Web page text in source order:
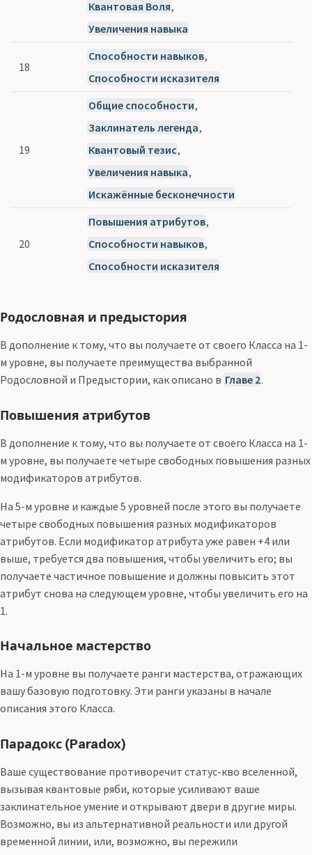
Квантовая Воля,
Увеличения навыка
18
Способности навыков,
Способности исказителя
19
Общие способности,
Заклинатель легенда,
Квантовый тезис,
Увеличения навыка,
Искажённые бесконечности
20
Повышения атрибутов,
Способности навыков,
Способности исказителя
Родословная и предыстория
В дополнение к тому, что вы получаете от своего Класса на 1-
м уровне, вы получаете преимущества выбранной
Родословной и Предыстории, как описано в Главе 2.
Повышения атрибутов
В дополнение к тому, что вы получаете от своего Класса на 1-
м уровне, вы получаете четыре свободных повышения разных
модификаторов атрибутов.
На 5-м уровне и каждые 5 уровней после этого вы получаете
четыре свободных повышения разных модификаторов
атрибутов. Если модификатор атрибута уже равен +4 или
выше, требуется два повышения, чтобы увеличить его; вы
получаете частичное повышение и должны повысить этот
атрибут снова на следующем уровне, чтобы увеличить его на
1.
Начальное мастерство
На 1-м уровне вы получаете ранги мастерства, отражающих
вашу базовую подготовку. Эти ранги указаны в начале
описания этого Класса.
Парадокс (Paradox)
Ваше существование противоречит статус-кво вселенной,
вызывая квантовые ряби, которые усиливают ваше
заклинательное умение и открывают двери в другие миры.
Возможно, вы из альтернативной реальности или другой
временной линии, или, возможно, вы пережили